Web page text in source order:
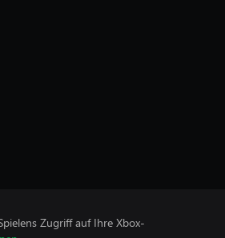
Zugriff auf Ihre Xbox-